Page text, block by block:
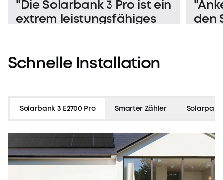
"Die Solarbank 3 Pro ist ein
extrem leistungsfähiges
den
Schnelle Installation
Solarbank 3 E2700 Pro Smarter Zähler